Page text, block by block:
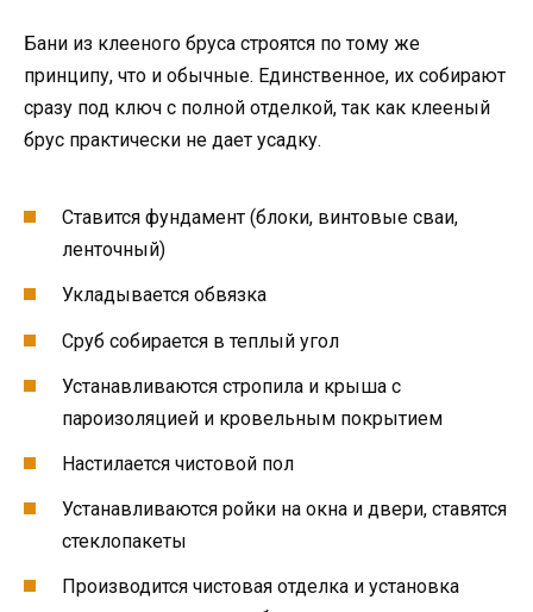
Бани из клееного бруса строятся по тому же
принципу, что и обычные. Единственное, их собирают
сразу под ключ с полной отделкой, так как клееный
брус практически не дает усадку.
Ставится фундамент (блоки, винтовые сваи,
ленточный)
Укладывается обвязка
Сруб собирается в теплый угол
Устанавливаются стропила и крыша с
пароизоляцией и кровельным покрытием
Настилается чистовой пол
Устанавливаются ройки на окна и двери, ставятся
стеклопакеты
Производится чистовая отделка и установка